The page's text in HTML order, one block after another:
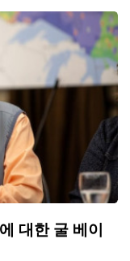
대한 굴 베이